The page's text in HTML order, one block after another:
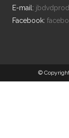
E-mail:
Facebook:
©